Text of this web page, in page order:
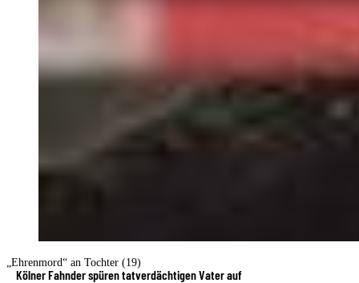
„Ehrenmord“ an Tochter (19)
Kölner Fahnder spüren tatverdächtigen Vater auf